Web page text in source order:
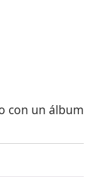
con un álbum